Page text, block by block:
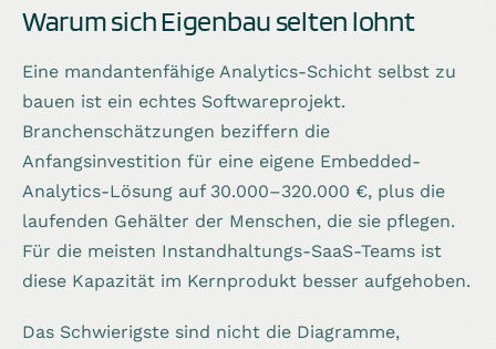
Warum sich Eigenbau selten lohnt
Eine mandantenfähige Analytics-Schicht selbst zu
bauen ist ein echtes Softwareprojekt.
Branchenschätzungen beziffern die
Anfangsinvestition für eine eigene Embedded-
Analytics-Lösung auf 30.000–320.000 €, plus die
laufenden Gehälter der Menschen, die sie pflegen.
Für die meisten Instandhaltungs-SaaS-Teams ist
diese Kapazität im Kernprodukt besser aufgehoben.
Das Schwierigste sind nicht die Diagramme,